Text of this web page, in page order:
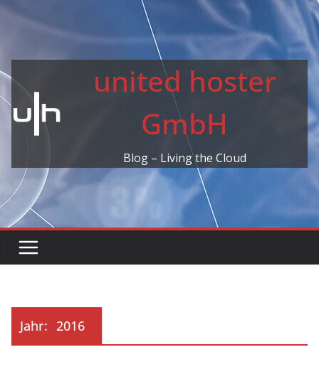
Skip
united hoster
GmbH
Blog – Living the Cloud
Jahr: 2016